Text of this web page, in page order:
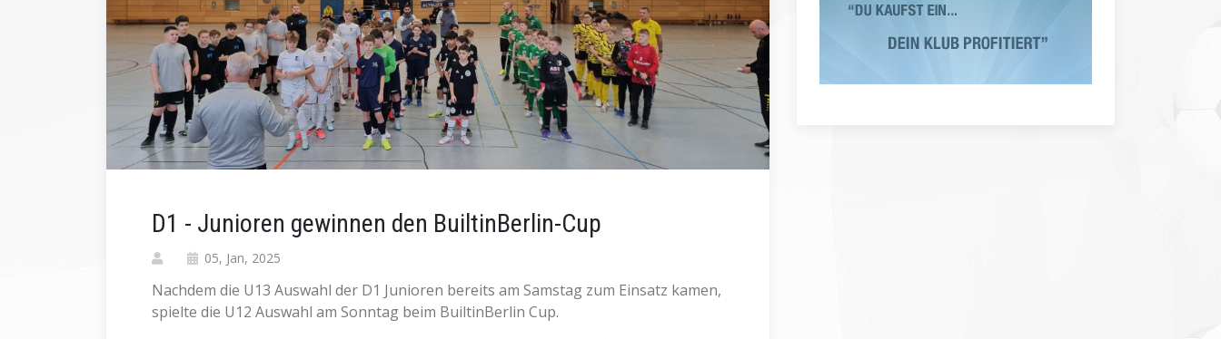
D1 - Junioren gewinnen den BuiltinBerlin-Cup
05, Jan, 2025
Nachdem die U13 Auswahl der D1 Junioren bereits am Samstag zum Einsatz kamen,
spielte die U12 Auswahl am Sonntag beim BuiltinBerlin Cup.